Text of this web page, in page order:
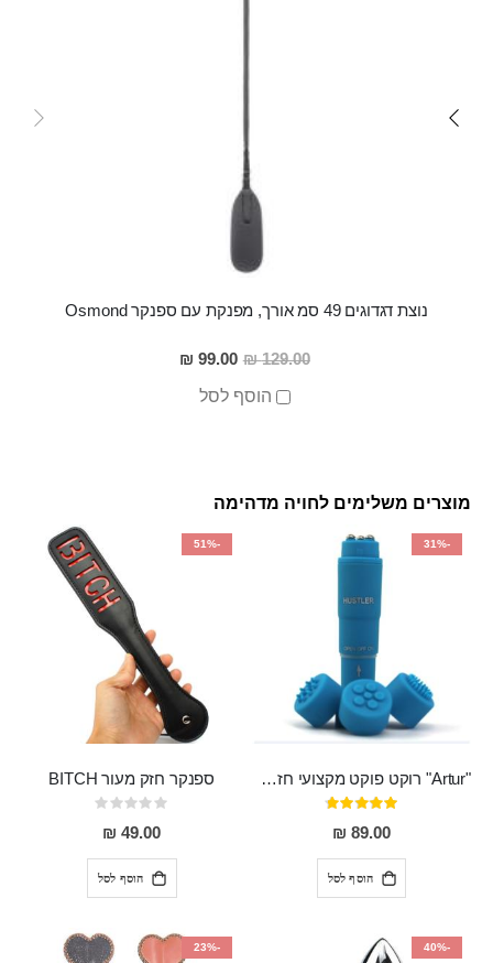
נוצת דגדוגים 49 סמ אורך, מפנקת עם ספנקר Osmond
129.00 ₪
מחיר
מבצע
99.00 ₪
הוסף לסל
מוצרים משלימים לחויה מדהימה
-31%
"Artur" רוקט פוקט מקצועי חזק במיוחד
דירוג:
95%
89.00 ₪
הוסף לסל
-51%
ספנקר חזק מעור BITCH
Rating:
0%
49.00 ₪
הוסף לסל
-40%
-23%